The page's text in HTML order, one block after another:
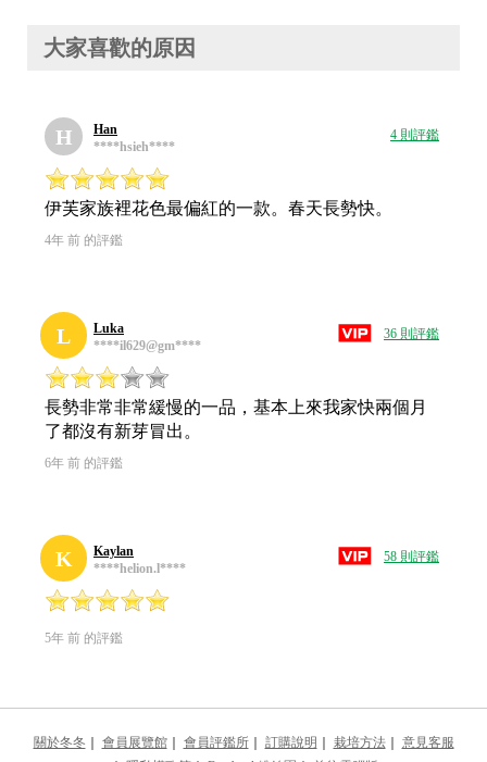
大家喜歡的原因
H
Han
****hsieh****
4 則評鑑
伊芙家族裡花色最偏紅的一款。春天長勢快。
4年 前 的評鑑
L
Luka
****il629@gm****
36 則評鑑
長勢非常非常緩慢的一品，基本上來我家快兩個月
了都沒有新芽冒出。
6年 前 的評鑑
K
Kaylan
****helion.l****
58 則評鑑
5年 前 的評鑑
關於冬冬 ｜ 會員展覽館｜ 會員評鑑所｜ 訂購說明 ｜ 栽培方法｜ 意見客服